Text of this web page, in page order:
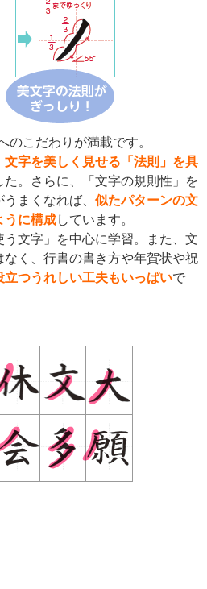
のこだわりが満載です。
文字を美しく見せる「法則」を具
た。さらに、「文字の規則性」を
まくなれば、 似たパターンの文
うに構成しています。
文字」を中心に学習。また、文
く、行書の書き方や年賀状や祝
立つうれしい工夫もいっぱいで